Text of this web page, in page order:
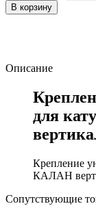
В корзину
Описание
для
Крепление
КАЛАН
Сопутствующие